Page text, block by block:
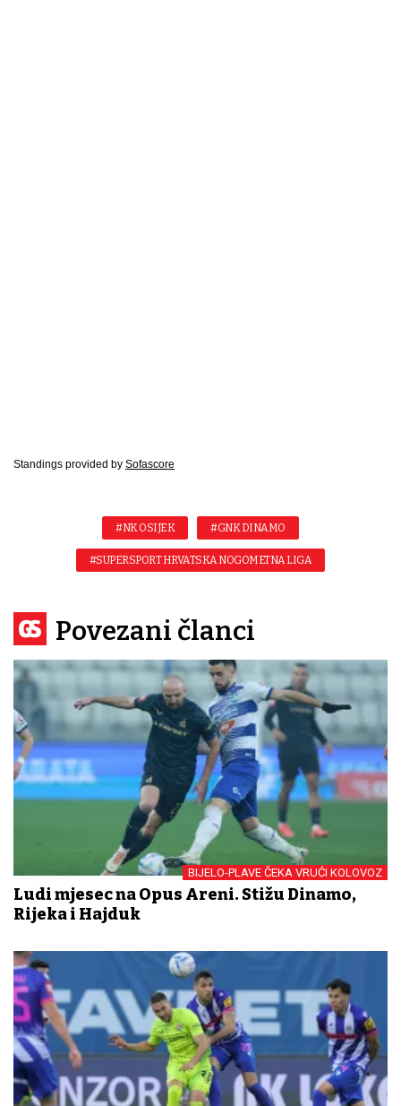
Standings provided by Sofascore
#NK OSIJEK #GNK DINAMO
#SUPERSPORT HRVATSKA NOGOMETNA LIGA
Povezani članci
BIJELO-PLAVE ČEKA VRUĆI KOLOVOZ
Ludi mjesec na Opus Areni. Stižu Dinamo,
Rijeka i Hajduk